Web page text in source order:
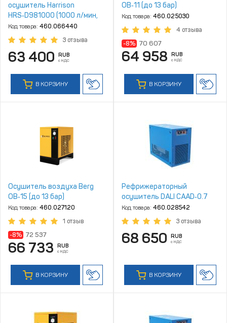
осушитель Harrison
HRS‑D981000 (1000 л/мин,
4‑10 бар)
Код товара: 460.066440
3 отзыва
63 400 RUB
с НДС
В КОРЗИНУ
ОВ‑11 (до 13 бар)
Код товара: 460.025030
4 отзыва
-8% 70 607
64 958 RUB
с НДС
В КОРЗИНУ
Осушитель воздуха Berg
ОВ‑15 (до 13 бар)
Код товара: 460.027120
1 отзыв
-8% 72 537
66 733 RUB
с НДС
В КОРЗИНУ
Рефрижераторный
осушитель DALI CAAD‑0.7
Код товара: 460.028542
3 отзыва
68 650 RUB
с НДС
В КОРЗИНУ